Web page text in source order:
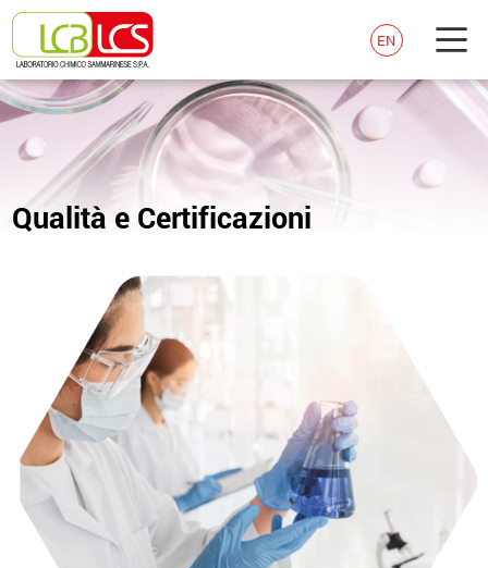
EN
Qualità e Certificazioni